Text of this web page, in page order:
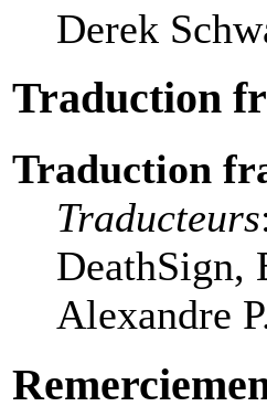
Derek
Traduction
Traduction
Traducteurs
DeathSign,
Alexandre